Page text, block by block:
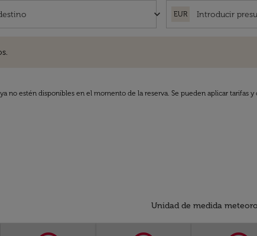
keyboard_arrow_down EUR
no estén disponibles en el momento de la reserva. Se pueden aplicar tarifas
Unidad de medida